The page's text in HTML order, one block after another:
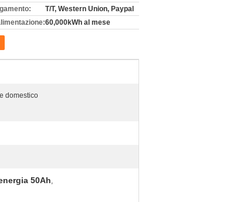
T/T, Western Union, Paypal
60,000kWh al mese
domestico
50Ah,